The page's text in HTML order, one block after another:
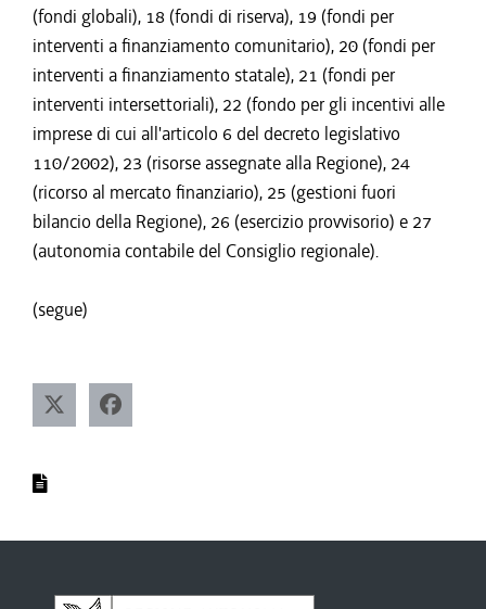
(fondi globali), 18 (fondi di riserva), 19 (fondi per
interventi a finanziamento comunitario), 20 (fondi per
interventi a finanziamento statale), 21 (fondi per
interventi intersettoriali), 22 (fondo per gli incentivi alle
imprese di cui all'articolo 6 del decreto legislativo
110/2002), 23 (risorse assegnate alla Regione), 24
(ricorso al mercato finanziario), 25 (gestioni fuori
bilancio della Regione), 26 (esercizio provvisorio) e 27
(autonomia contabile del Consiglio regionale).
(segue)